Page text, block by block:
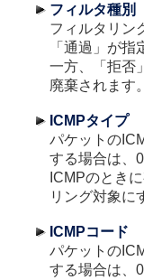
フィルタ種別
フィルタリン
「通過」が
一方、「拒否
廃棄されます。
ICMPタイプ
パケットの
する場合は、
ICMPのとき
リング対象に
ICMPコード
パケットの
する場合は、